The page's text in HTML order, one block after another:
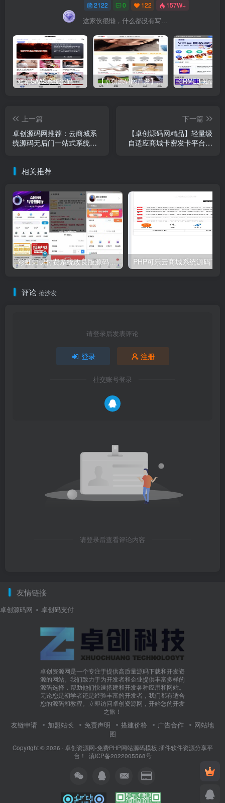
2122 0 122 157W+
这家伙很懒，什么都没有写...
短剧SAAS系统源码｜多端分销+云存储+多租户架构 【卓创源码网首发】全开源视频打赏系统源码｜双模板+代理分站+易支付对接｜API全面修复｜站长盈利利器！​
上一篇
卓创源码网推荐：云商城系
统源码无后门一站式系统
下一篇
【卓创源码网精品】轻量级
自适应商城卡密发卡平台源
相关推荐
彩虹知识付费系统改良版源码下载｜多模板套装+BUG深度修复｜原价599现免｜卓创源码网
评论 抢沙发
请登录后发表评论
登录 注册
社交账号登录
请登录后查看评论内容
友情链接
卓创源码网 卓创码支付
卓创资源网是一个专注于提供高质量源码下载和开发资
源的网站。我们致力于为开发者和企业提供丰富多样的
源码选择，帮助他们快速搭建和开发各种应用和网站。
无论您是初学者还是经验丰富的开发者，我们都有适合
您的源码和教程。立即访问卓创资源网，开始您的开发
之旅！
友链申请 加盟站长 免责声明 搭建价格 广告合作
网站地
图
Copyright © 2026 · 卓创资源网-免费PHP网站源码模板,插件软件资源分享平
台！ ·滇ICP备2022005568号